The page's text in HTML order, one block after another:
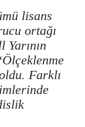
lisans
ortağı
Farklı